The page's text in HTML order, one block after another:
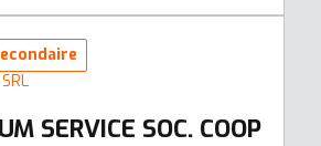
SERVICE SOC. COOP